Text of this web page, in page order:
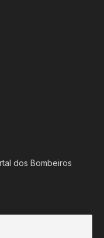
dos Bombeiros